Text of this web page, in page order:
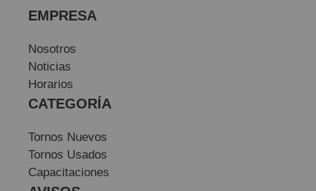
EMPRESA
Nosotros
Noticias
Horarios
CATEGORÍA
Tornos Nuevos
Tornos Usados
Capacitaciones